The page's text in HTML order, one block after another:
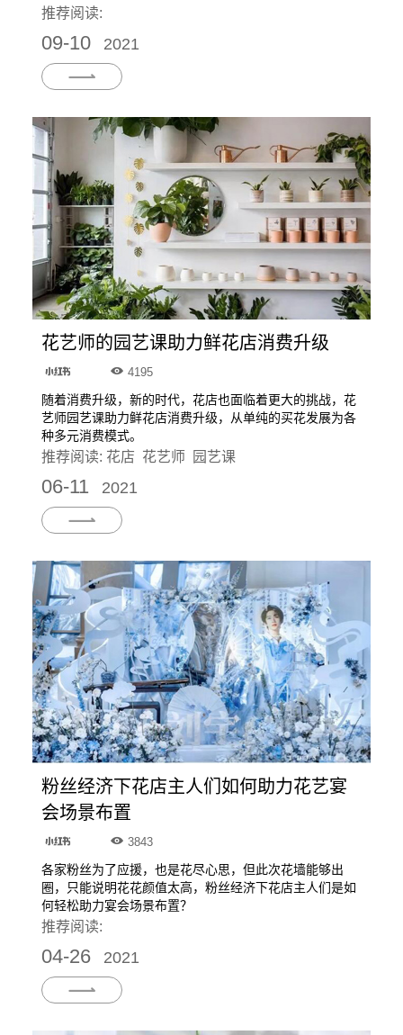
推荐阅读:
09-10 2021
花艺师的园艺课助力鲜花店消费升级
4195
随着消费升级，新的时代，花店也面临着更大的挑战，花
艺师园艺课助力鲜花店消费升级，从单纯的买花发展为各
种多元消费模式。
推荐阅读: 花店 花艺师 园艺课
06-11 2021
粉丝经济下花店主人们如何助力花艺宴
会场景布置
3843
各家粉丝为了应援，也是花尽心思，但此次花墙能够出
圈，只能说明花花颜值太高，粉丝经济下花店主人们是如
何轻松助力宴会场景布置？
推荐阅读:
04-26 2021